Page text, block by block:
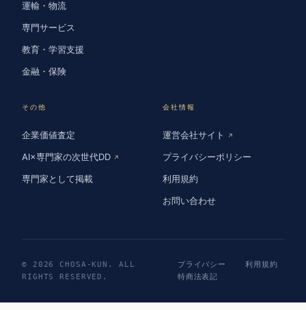
運輸・物流
専門サービス
教育・学習支援
金融・保険
その他
企業価値査定
AI×専門家の次世代DD ↗
専門家として掲載
会社情報
運営会社サイト ↗
プライバシーポリシー
利用規約
お問い合わせ
© 2026 CHOSA-KUN. ALL
RIGHTS RESERVED.
プライバシー
利用規約
特商法表記